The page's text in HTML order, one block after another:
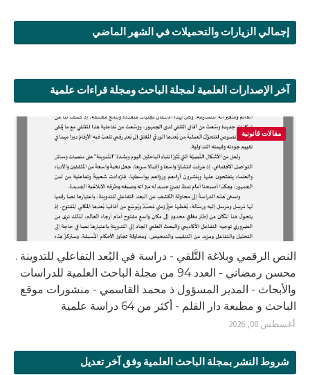
إجمالي الزيارات والتحميلات في الشهر الماضي
آخر الإصدارات العلمية لمجلة الباحث ومجلة قراءات علمية
مقالات قانونية
النص الرقمي وبلاغة التَّلقي - دراسة في البُعد التفاعلي للتدوينة .
محسن رمضاني - العدد 94 من مجلة الباحث العلمية للدراسات
والأبحاث - المدير المسؤول ذ محمد القاسمي - منشورات موقع
الباحث و مطبعة دار القلم - أكثر من 64 دراسة علمية
أغسطس 08, 2026
شروط النشر بمجلة الباحث العلمية وفق آخر تعديل